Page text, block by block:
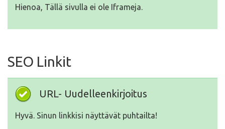
Hienoa, Tällä sivulla ei ole Iframeja.
SEO Linkit
URL- Uudelleenkirjoitus
Hyvä. Sinun linkkisi näyttävät puhtailta!